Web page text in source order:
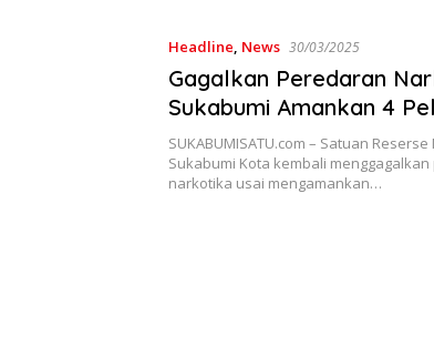
Headline News 30/03/2025
Gagalkan Peredaran
Sukabumi Amankan 4
SUKABUMISATU.com – Satuan
Sukabumi Kota kembali
narkotika usai mengamankan…